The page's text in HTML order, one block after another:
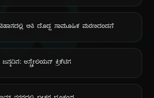
ಅತಿ ದೊಡ್ಡ ಸಾಮೂಹಿಕ ಮರಣದಂಡನೆ
ಆಸ್ಟ್ರೇಲಿಯನ್ ಕ್ರಿಕೆಟಿಗ